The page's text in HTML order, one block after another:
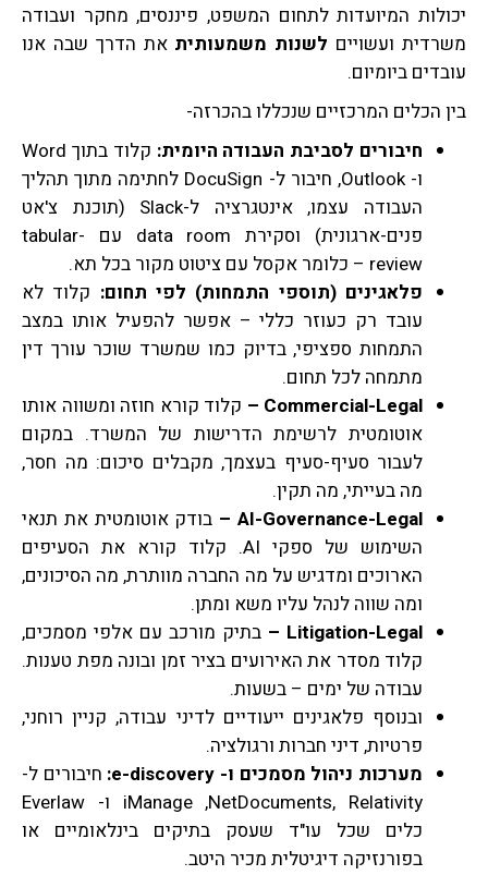
יכולות המיועדות לתחום המשפט, פיננסים, מחקר ועבודה
משרדית ועשויים לשנות משמעותית את הדרך שבה אנו
עובדים ביומיום.
בין הכלים המרכזיים שנכללו בהכרזה-
חיבורים לסביבת העבודה היומית:
קלוד בתוך Word
ו- Outlook, חיבור ל- DocuSign לחתימה מתוך תהליך
העבודה עצמו, אינטגרציה ל-Slack (תוכנת צ'אט
פנים-ארגונית) וסקירת data room עם tabular-
review – כלומר אקסל עם ציטוט מקור בכל תא.
פלאגינים (תוספי התמחות) לפי תחום: קלוד לא
עובד רק כעוזר כללי – אפשר להפעיל אותו במצב
התמחות ספציפי, בדיוק כמו שמשרד שוכר עורך דין
מתמחה לכל תחום.
Commercial-Legal
– קלוד קורא חוזה ומשווה אותו
אוטומטית לרשימת הדרישות של המשרד. במקום
לעבור סעיף-סעיף בעצמך, מקבלים סיכום: מה חסר,
מה בעייתי, מה תקין.
AI-Governance-Legal
– בודק אוטומטית את תנאי
השימוש של ספקי AI. קלוד קורא את הסעיפים
הארוכים ומדגיש על מה החברה מוותרת, מה הסיכונים,
ומה שווה לנהל עליו משא ומתן.
Litigation-Legal
– בתיק מורכב עם אלפי מסמכים,
קלוד מסדר את האירועים בציר זמן ובונה מפת טענות.
עבודה של ימים – בשעות.
ובנוסף פלאגינים ייעודיים לדיני עבודה, קניין רוחני,
פרטיות, דיני חברות ורגולציה.
מערכות ניהול מסמכים ו- e-discovery
: חיבורים ל-
iManage ,NetDocuments, Relativity ו- Everlaw
כלים שכל עו"ד שעסק בתיקים בינלאומיים או
בפורנזיקה דיגיטלית מכיר היטב.